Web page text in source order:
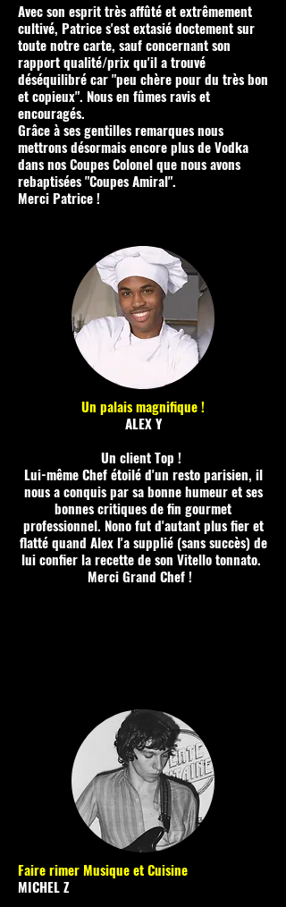
Avec son esprit très affûté et extrêmement
cultivé, Patrice s'est extasié doctement sur
toute notre carte, sauf concernant son
rapport qualité/prix qu'il a trouvé
déséquilibré car "peu chère pour du très bon
et copieux". Nous en fûmes ravis et
encouragés.
Grâce à ses gentilles remarques nous
mettrons désormais encore plus de Vodka
dans nos Coupes Colonel que nous avons
rebaptisées "Coupes Amiral".
Merci Patrice !
Un palais magnifique !
ALEX Y
Un client Top !
Lui-même Chef étoilé d'un resto parisien, il
nous a conquis par sa bonne humeur et ses
bonnes critiques de fin gourmet
professionnel. Nono fut d'autant plus fier et
flatté quand Alex l'a supplié (sans succès) de
lui confier la recette de son Vitello tonnato.
Merci Grand Chef !
Faire rimer Musique et Cuisine
MICHEL Z